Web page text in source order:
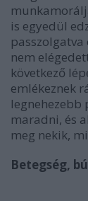
is egyedül
passzolgatva
nem
következő
emlékeznek
maradni, és
meg nekik,
Betegség,